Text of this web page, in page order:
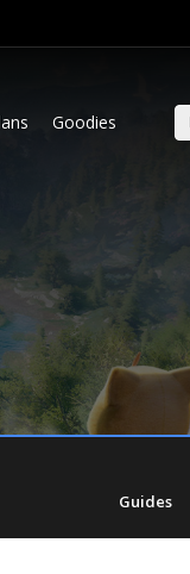
Goodies
Guides